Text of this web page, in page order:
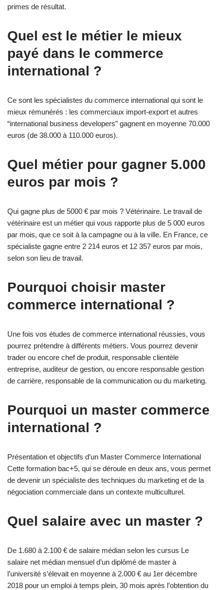
primes de résultat.
Quel est le métier le mieux
payé dans le commerce
international ?
Ce sont les spécialistes du commerce international qui sont le
mieux rémunérés : les commerciaux import-export et autres
“international business developers” gagnent en moyenne 70.000
euros (de 38.000 à 110.000 euros).
Quel métier pour gagner 5.000
euros par mois ?
Qui gagne plus de 5000 € par mois ? Vétérinaire. Le travail de
vétérinaire est un métier qui vous rapporte plus de 5 000 euros
par mois, que ce soit à la campagne ou à la ville. En France, ce
spécialiste gagne entre 2 214 euros et 12 357 euros par mois,
selon son lieu de travail.
Pourquoi choisir master
commerce international ?
Une fois vos études de commerce international réussies, vous
pourrez prétendre à différents métiers. Vous pourrez devenir
trader ou encore chef de produit, responsable clientèle
entreprise, auditeur de gestion, ou encore responsable gestion
de carrière, responsable de la communication ou du marketing.
Pourquoi un master commerce
international ?
Présentation et objectifs d’un Master Commerce International
Cette formation bac+5, qui se déroule en deux ans, vous permet
de devenir un spécialiste des techniques du marketing et de la
négociation commerciale dans un contexte multiculturel.
Quel salaire avec un master ?
De 1.680 à 2.100 € de salaire médian selon les cursus Le
salaire net médian mensuel d’un diplômé de master à
l’université s’élevait en moyenne à 2.000 € au 1er décembre
2018 pour un emploi à temps plein, 30 mois après l’obtention du